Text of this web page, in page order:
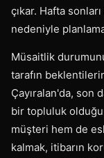
çıkar. Hafta
nedeniyle
Müsaitlik
tarafın
Çayıralan'da, son
bir topluluk olduğu
müşteri hem de
kalmak, itibarın